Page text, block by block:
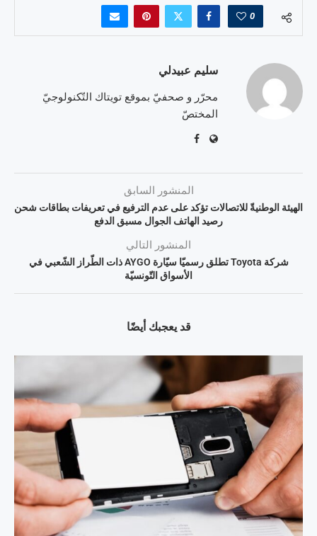
0
سليم عبيدلي
محرّر و صحفيّ بموقع تويتاك التّكنولوجيّ
المختصّ
المنشور السابق
الهيئة الوطنيةّ للاتصالات تؤكد على عدم الترفيع في تعريفات بطاقات شحن
رصيد الهاتف الجوال مسبق الدفع
المنشور التالي
شركة Toyota تطلق رسميّا سيّارة AYGO ذات الطّراز الشّعبي في
الأسواق التّونسيّة
قد يعجبك أيضًا